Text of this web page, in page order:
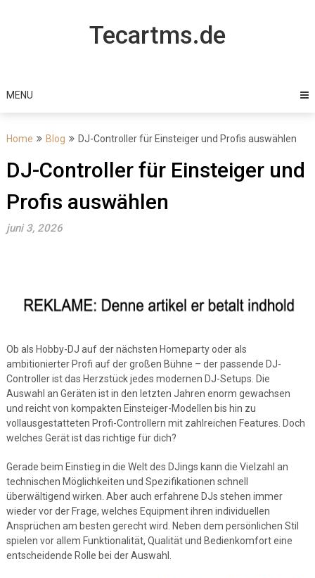
Tecartms.de
MENU
Home Blog DJ-Controller für Einsteiger und Profis auswählen
DJ-Controller für Einsteiger und
Profis auswählen
juni 3, 2026
Ob als Hobby-DJ auf der nächsten Homeparty oder als
ambitionierter Profi auf der großen Bühne – der passende DJ-
Controller ist das Herzstück jedes modernen DJ-Setups. Die
Auswahl an Geräten ist in den letzten Jahren enorm gewachsen
und reicht von kompakten Einsteiger-Modellen bis hin zu
vollausgestatteten Profi-Controllern mit zahlreichen Features. Doch
welches Gerät ist das richtige für dich?
Gerade beim Einstieg in die Welt des DJings kann die Vielzahl an
technischen Möglichkeiten und Spezifikationen schnell
überwältigend wirken. Aber auch erfahrene DJs stehen immer
wieder vor der Frage, welches Equipment ihren individuellen
Ansprüchen am besten gerecht wird. Neben dem persönlichen Stil
spielen vor allem Funktionalität, Qualität und Bedienkomfort eine
entscheidende Rolle bei der Auswahl.